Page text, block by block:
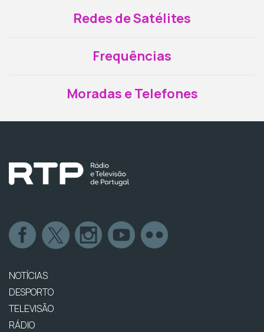
Redes de Satélites
Frequências
Moradas e Telefones
NOTÍCIAS
DESPORTO
TELEVISÃO
RÁDIO